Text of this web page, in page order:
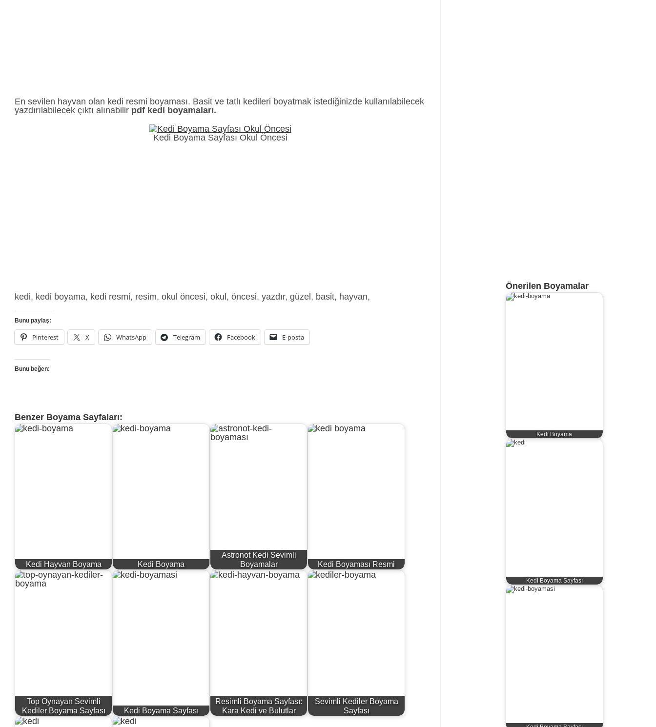
En sevilen hayvan olan kedi resmi boyaması. Basit ve tatlı kedileri boyatmak istediğinizde kullanılabilecek
yazdırılabilecek çıktı alınabilir pdf kedi boyamaları.
Kedi Boyama Sayfası Okul Öncesi
kedi, kedi boyama, kedi resmi, resim, okul öncesi, okul, öncesi, yazdır, güzel, basit, hayvan,
Bunu paylaş:
Pinterest X WhatsApp Telegram Facebook E-posta
Bunu beğen:
Benzer Boyama Sayfaları:
Kedi Hayvan Boyama Kedi Boyama
Astronot Kedi Sevimli
Boyamalar
Kedi Boyaması Resmi
Top Oynayan Sevimli
Kediler Boyama Sayfası
Kedi Boyama Sayfası
Resimli Boyama Sayfası:
Kara Kedi ve Bulutlar
Sevimli Kediler Boyama
Sayfası
Önerilen Boyamalar
Kedi Boyama
Kedi Boyama Sayfası